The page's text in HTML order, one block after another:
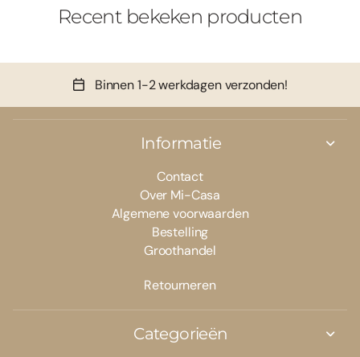
Recent bekeken producten
Binnen 1-2 werkdagen verzonden!
Informatie
Contact
Over Mi-Casa
Algemene voorwaarden
Bestelling
Groothandel
Retourneren
Categorieën